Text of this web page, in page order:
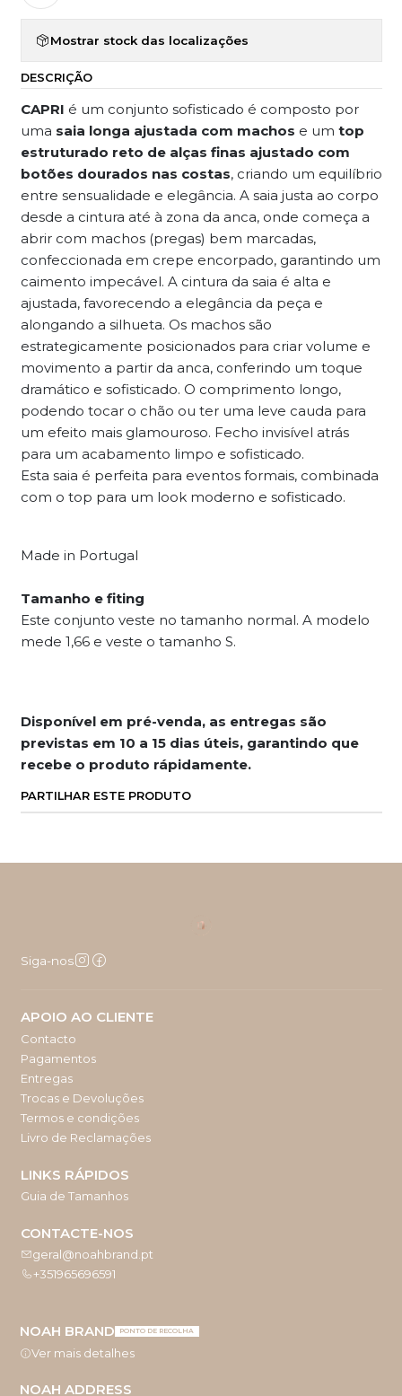
Mostrar stock das localizações
DESCRIÇÃO
CAPRI é um conjunto sofisticado é composto por
uma saia longa ajustada com machos e um top
estruturado reto de alças finas ajustado com
botões dourados nas costas, criando um equilíbrio
entre sensualidade e elegância. A saia justa ao corpo
desde a cintura até à zona da anca, onde começa a
abrir com machos (pregas) bem marcadas,
confeccionada em crepe encorpado, garantindo um
caimento impecável. A cintura da saia é alta e
ajustada, favorecendo a elegância da peça e
alongando a silhueta. Os machos são
estrategicamente posicionados para criar volume e
movimento a partir da anca, conferindo um toque
dramático e sofisticado. O comprimento longo,
podendo tocar o chão ou ter uma leve cauda para
um efeito mais glamouroso. Fecho invisível atrás
para um acabamento limpo e sofisticado.
Esta saia é perfeita para eventos formais, combinada
com o top para um look moderno e sofisticado.
Made in Portugal
Tamanho e fiting
Este conjunto veste no tamanho normal. A modelo
mede 1,66 e veste o tamanho S.
Disponível em pré-venda, as entregas são
previstas em 10 a 15 dias úteis, garantindo que
recebe o produto rápidamente.
PARTILHAR ESTE PRODUTO
Siga-nos
APOIO AO CLIENTE
Contacto
Pagamentos
Entregas
Trocas e Devoluções
Termos e condições
Livro de Reclamações
LINKS RÁPIDOS
Guia de Tamanhos
CONTACTE-NOS
geral@noahbrand.pt
+351965696591
NOAH BRAND PONTO DE RECOLHA
Ver mais detalhes
NOAH ADDRESS